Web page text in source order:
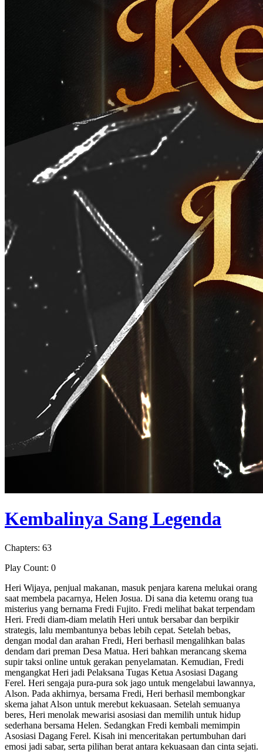
Kembalinya Sang Legenda
Chapters: 63
Play Count: 0
Heri Wijaya, penjual makanan, masuk penjara karena melukai orang
saat membela pacarnya, Helen Josua. Di sana dia ketemu orang tua
misterius yang bernama Fredi Fujito. Fredi melihat bakat terpendam
Heri. Fredi diam-diam melatih Heri untuk bersabar dan berpikir
strategis, lalu membantunya bebas lebih cepat. Setelah bebas,
dengan modal dan arahan Fredi, Heri berhasil mengalihkan balas
dendam dari preman Desa Matua. Heri bahkan merancang skema
supir taksi online untuk gerakan penyelamatan. Kemudian, Fredi
mengangkat Heri jadi Pelaksana Tugas Ketua Asosiasi Dagang
Ferel. Heri sengaja pura-pura sok jago untuk mengelabui lawannya,
Alson. Pada akhirnya, bersama Fredi, Heri berhasil membongkar
skema jahat Alson untuk merebut kekuasaan. Setelah semuanya
beres, Heri menolak mewarisi asosiasi dan memilih untuk hidup
sederhana bersama Helen. Sedangkan Fredi kembali memimpin
Asosiasi Dagang Ferel. Kisah ini menceritakan pertumbuhan dari
emosi jadi sabar, serta pilihan berat antara kekuasaan dan cinta sejati.